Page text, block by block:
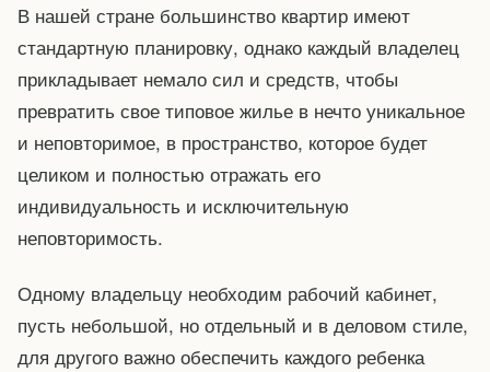
В нашей стране большинство квартир имеют
стандартную планировку, однако каждый владелец
прикладывает немало сил и средств, чтобы
превратить свое типовое жилье в нечто уникальное
и неповторимое, в пространство, которое будет
целиком и полностью отражать его
индивидуальность и исключительную
неповторимость.
Одному владельцу необходим рабочий кабинет,
пусть небольшой, но отдельный и в деловом стиле,
для другого важно обеспечить каждого ребенка